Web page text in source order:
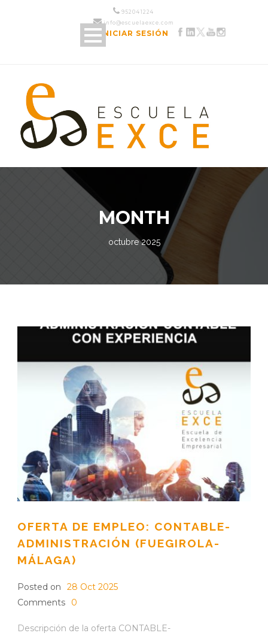
952 04 12 24
info@escuelaexce.com
INICIAR SESIÓN
MONTH
octubre 2025
OFERTA DE EMPLEO: CONTABLE-
ADMINISTRACIÓN (FUEGIROLA-
MÁLAGA)
Posted on
28 Oct 2025
Comments
0
Descripción de la oferta CONTABLE-